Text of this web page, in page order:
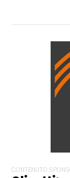
CONTENUTO